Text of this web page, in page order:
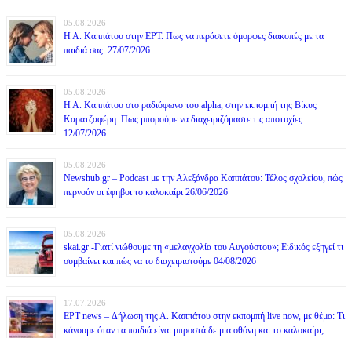
05.08.2026
Η Α. Καππάτου στην ΕΡΤ. Πως να περάσετε όμορφες διακοπές με τα
παιδιά σας. 27/07/2026
05.08.2026
Η Α. Καππάτου στο ραδιόφωνο του alpha, στην εκπομπή της Βίκυς
Καρατζαφέρη. Πως μπορούμε να διαχειριζόμαστε τις αποτυχίες
12/07/2026
05.08.2026
Newshub.gr – Podcast με την Αλεξάνδρα Καππάτου: Τέλος σχολείου, πώς
περνούν οι έφηβοι το καλοκαίρι 26/06/2026
05.08.2026
skai.gr -Γιατί νιώθουμε τη «μελαγχολία του Αυγούστου»; Ειδικός εξηγεί τι
συμβαίνει και πώς να το διαχειριστούμε 04/08/2026
17.07.2026
ΕΡΤ news – Δήλωση της Α. Καππάτου στην εκπομπή live now, με θέμα: Τι
κάνουμε όταν τα παιδιά είναι μπροστά δε μια οθόνη και το καλοκαίρι;